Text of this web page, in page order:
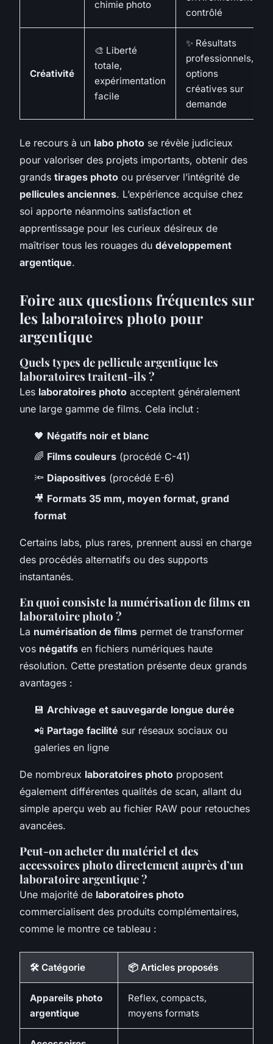
chimie photo
contrôlé
Créativité
🎨 Liberté
totale,
expérimentation
facile
✨ Résultats
professionnels,
options
créatives sur
demande
Le recours à un labo photo se révèle judicieux
pour valoriser des projets importants, obtenir des
grands tirages photo ou préserver l’intégrité de
pellicules anciennes. L’expérience acquise chez
soi apporte néanmoins satisfaction et
apprentissage pour les curieux désireux de
maîtriser tous les rouages du développement
argentique.
Foire aux questions fréquentes sur
les laboratoires photo pour
argentique
Quels types de pellicule argentique les
laboratoires traitent-ils ?
Les laboratoires photo acceptent généralement
une large gamme de films. Cela inclut :
🖤 Négatifs noir et blanc
🌈 Films couleurs (procédé C-41)
🔦 Diapositives (procédé E-6)
🎥 Formats 35 mm, moyen format, grand
format
Certains labs, plus rares, prennent aussi en charge
des procédés alternatifs ou des supports
instantanés.
En quoi consiste la numérisation de films en
laboratoire photo ?
La numérisation de films permet de transformer
vos négatifs en fichiers numériques haute
résolution. Cette prestation présente deux grands
avantages :
💾 Archivage et sauvegarde longue durée
📲 Partage facilité sur réseaux sociaux ou
galeries en ligne
De nombreux laboratoires photo proposent
également différentes qualités de scan, allant du
simple aperçu web au fichier RAW pour retouches
avancées.
Peut-on acheter du matériel et des
accessoires photo directement auprès d’un
laboratoire argentique ?
Une majorité de laboratoires photo
commercialisent des produits complémentaires,
comme le montre ce tableau :
🛠️ Catégorie 📦 Articles proposés
Appareils photo
argentique
Reflex, compacts,
moyens formats